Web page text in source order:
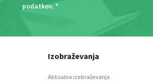
podatkov. *
Izobraževanja
Aktualna izobraževanja